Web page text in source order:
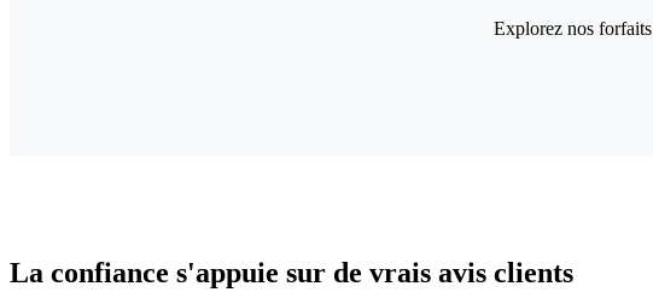
Explorez nos forfaits
La confiance s'appuie sur de vrais avis clients